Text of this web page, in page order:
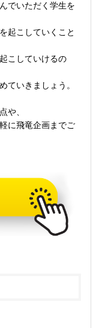
でいただく学生を
起こしていくこと
こしていけるの
ていきましょう。
や、
に飛竜企画までご